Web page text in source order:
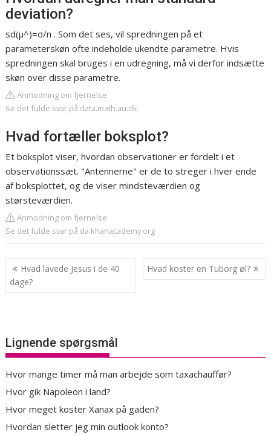
deviation?
sd(μ^)=σ/n . Som det ses, vil spredningen på et
parameterskøn ofte indeholde ukendte parametre. Hvis
spredningen skal bruges i en udregning, må vi derfor indsætte
skøn over disse parametre.
Anmodning om fjernelse
Se det fulde svar på data.math.au.dk
Hvad fortæller boksplot?
Et boksplot viser, hvordan observationer er fordelt i et
observationssæt. "Antennerne" er de to streger i hver ende
af boksplottet, og de viser mindsteværdien og
størsteværdien.
Anmodning om fjernelse
Se det fulde svar på da.khanacademy.org
Indlægsnavigation
Hvad lavede Jesus i de 40
dage?
Hvad koster en Tuborg øl?
Lignende spørgsmål
Hvor mange timer må man arbejde som taxachauffør?
Hvor gik Napoleon i land?
Hvor meget koster Xanax på gaden?
Hvordan sletter jeg min outlook konto?